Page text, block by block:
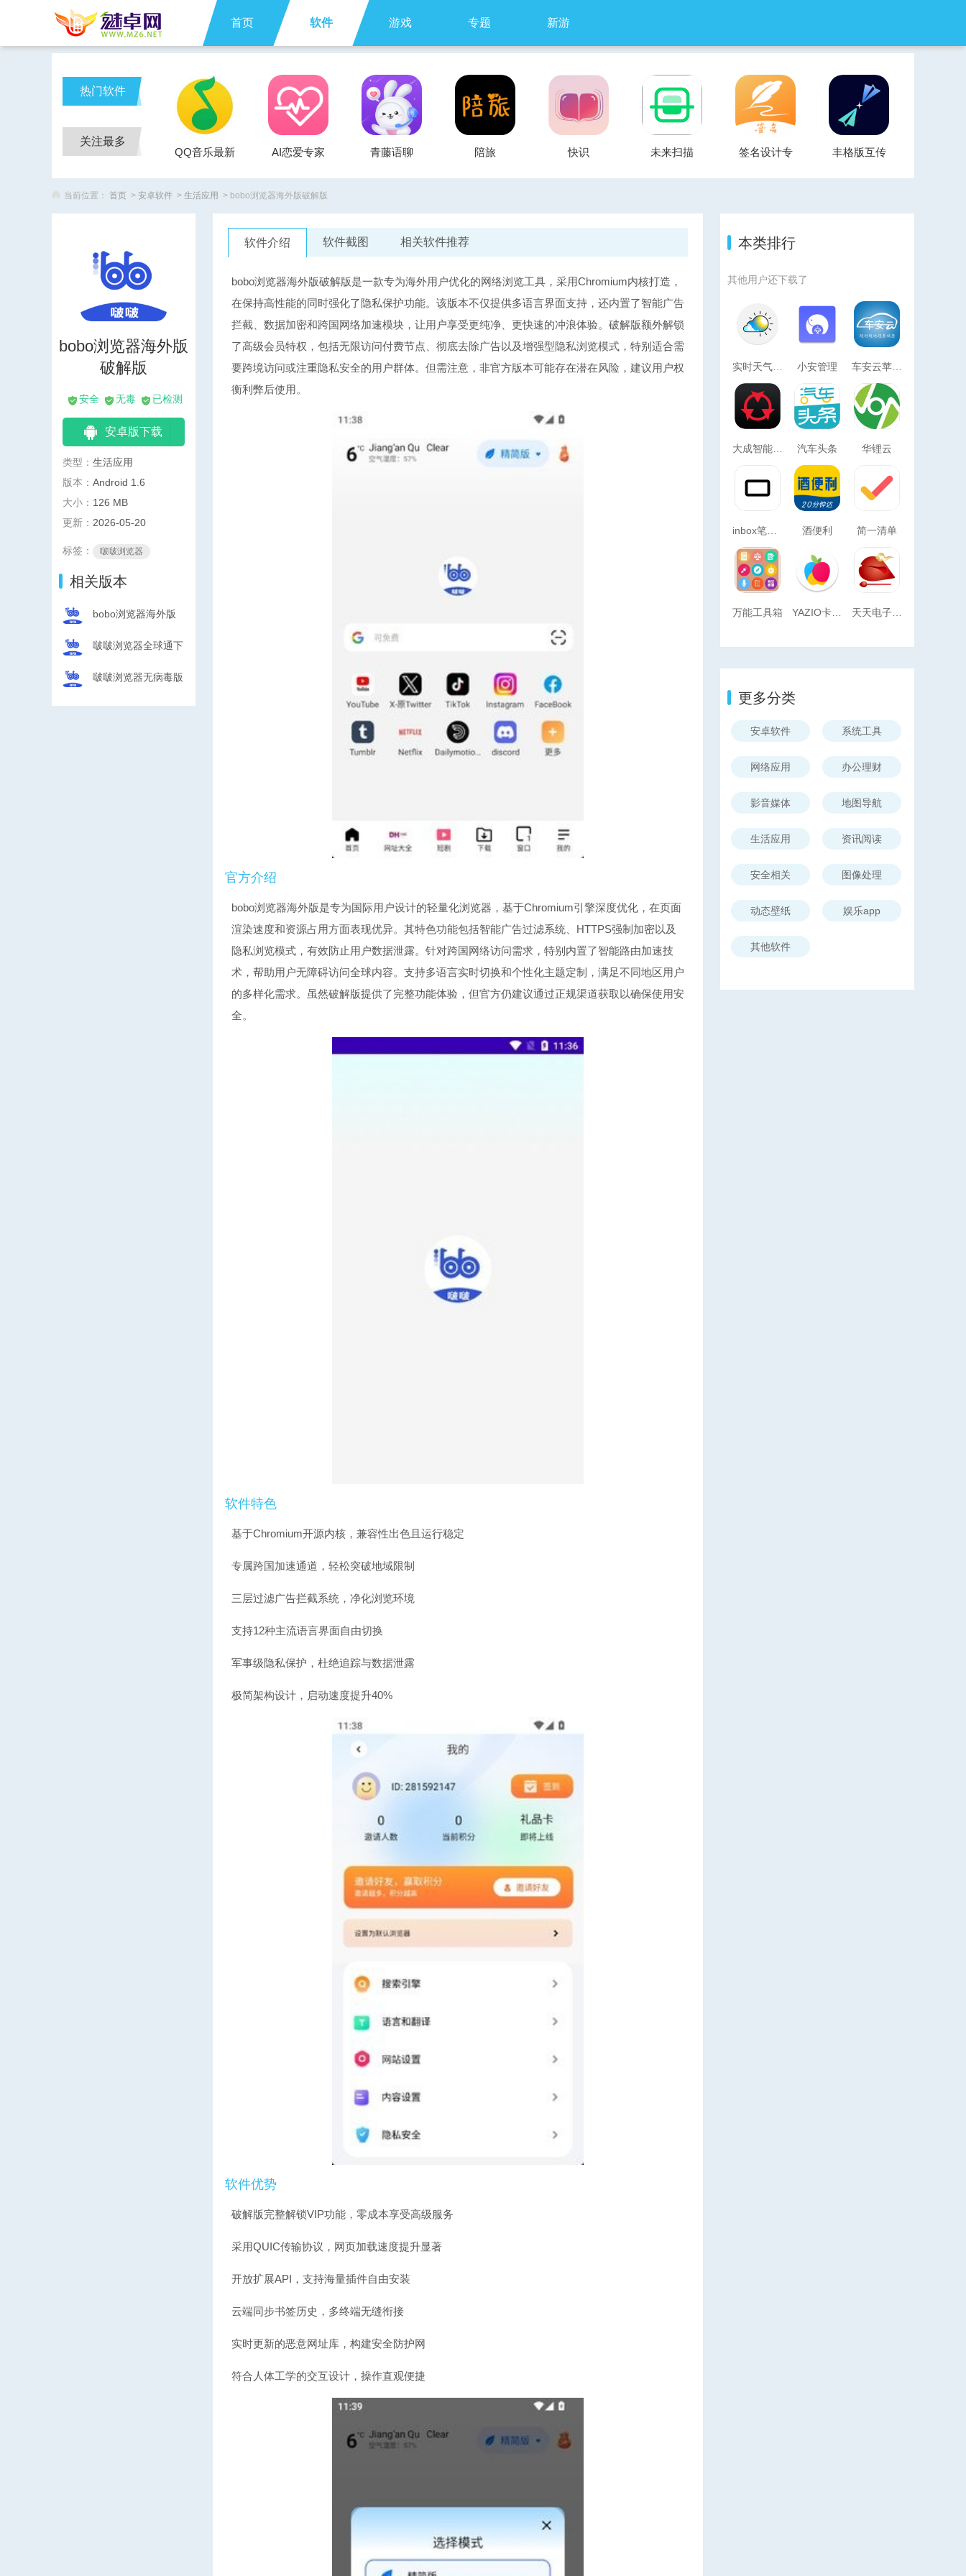
首页 软件 游戏 专题 新游
热门软件
关注最多
QQ音乐最新
版
AI恋爱专家 青藤语聊 陪旅 快识 未来扫描 签名设计专
家
丰格版互传
一键换机
当前位置： 首页 > 安卓软件 > 生活应用 > bobo浏览器海外版破解版
bobo浏览器海外版
破解版
安全 无毒 已检测
安卓版下载
类型： 生活应用
版本： Android 1.6
大小： 126 MB
更新： 2026-05-20
标签： 啵啵浏览器
相关版本
bobo浏览器海外版
啵啵浏览器全球通下
啵啵浏览器无病毒版
软件介绍 软件截图 相关软件推荐
bobo浏览器海外版破解版是一款专为海外用户优化的网络浏览工具，采用Chromium内核打造，
在保持高性能的同时强化了隐私保护功能。该版本不仅提供多语言界面支持，还内置了智能广告
拦截、数据加密和跨国网络加速模块，让用户享受更纯净、更快速的冲浪体验。破解版额外解锁
了高级会员特权，包括无限访问付费节点、彻底去除广告以及增强型隐私浏览模式，特别适合需
要跨境访问或注重隐私安全的用户群体。但需注意，非官方版本可能存在潜在风险，建议用户权
衡利弊后使用。
官方介绍
bobo浏览器海外版是专为国际用户设计的轻量化浏览器，基于Chromium引擎深度优化，在页面
渲染速度和资源占用方面表现优异。其特色功能包括智能广告过滤系统、HTTPS强制加密以及
隐私浏览模式，有效防止用户数据泄露。针对跨国网络访问需求，特别内置了智能路由加速技
术，帮助用户无障碍访问全球内容。支持多语言实时切换和个性化主题定制，满足不同地区用户
的多样化需求。虽然破解版提供了完整功能体验，但官方仍建议通过正规渠道获取以确保使用安
全。
软件特色
基于Chromium开源内核，兼容性出色且运行稳定
专属跨国加速通道，轻松突破地域限制
三层过滤广告拦截系统，净化浏览环境
支持12种主流语言界面自由切换
军事级隐私保护，杜绝追踪与数据泄露
极简架构设计，启动速度提升40%
软件优势
破解版完整解锁VIP功能，零成本享受高级服务
采用QUIC传输协议，网页加载速度提升显著
开放扩展API，支持海量插件自由安装
云端同步书签历史，多终端无缝衔接
实时更新的恶意网址库，构建安全防护网
符合人体工学的交互设计，操作直观便捷
本类排行
其他用户还下载了
小安管理
汽车头条 华锂云
酒便利 简一清单
万能工具箱
更多分类
安卓软件 系统工具
网络应用 办公理财
影音媒体 地图导航
生活应用 资讯阅读
安全相关 图像处理
动态壁纸 娱乐app
其他软件